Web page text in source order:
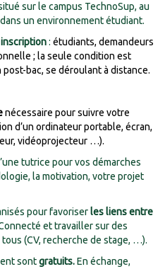
sur le campus TechnoSup, au
un environnement étudiant.
: étudiants, demandeurs
; la seule condition est
bac, se déroulant à distance.
nécessaire pour suivre votre
d’un ordinateur portable, écran,
vidéoprojecteur …).
tutrice pour vos démarches
la motivation, votre projet
pour favoriserles liens entre
et travailler sur des
(CV, recherche de stage, …).
sontgratuits.En échange,